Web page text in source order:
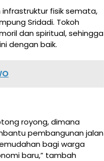
fisik semata,
Sridadi. Tokoh
dan spiritual, sehingga
dengan baik.
royong, dimana
pembangunan jalan
bagi warga
baru,” tambah